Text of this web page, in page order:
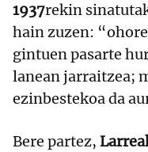
1937rekin
hain zuzen:
gintuen pasarte
lanean jarraitzea;
ezinbestekoa da
Bere partez,